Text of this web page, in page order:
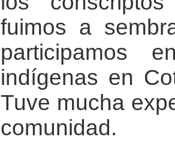
fuimos a
participamos
indígenas en
Tuve mucha
comunidad.